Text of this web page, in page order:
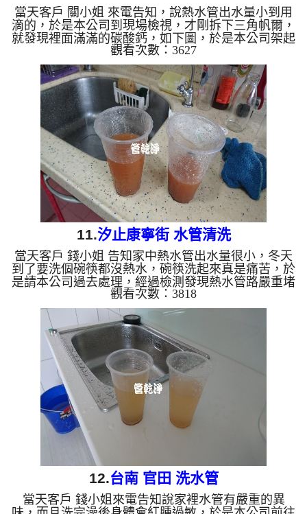
當天客戶 關小姐 來電告知，說熱水管出水量小到用
滴的，於是本公司到現場檢視，才剛拆下三角帆爾，
就發現裡面滿滿的碳酸鈣，如下圖，於是本公司架起
水管清洗機 ，開始 清水管 ，管路狂噴金黃色的維大
力，水的味道如像臭水溝的味道，而且刺鼻， 水管
清洗 約兩個多小時，管路終於清洗完成，用戶終於
可以正常用水了。 清洗水管,水管清洗, 洗水管, 熱水
管堵塞, 熱水忽冷忽熱 ...
觀看次數：3627
11.汐止康寧街 水管清洗
當天客戶 錢小姐 告知家中熱水管出水量很小，冬天
到了要洗個碗筷都沒熱水，碗筷洗起來真是痛苦，於
是請本公司過去處理，經過檢測發現熱水管路嚴重堵
塞，於是本公司架起 水管清洗機 ，開始 洗水管 過程
中，管路一直噴出髒水，如下圖，髒水味道如像臭水
溝出來的， 水管清洗 約兩個多小時，管路終於清洗
完成，客戶在這冬天能愉快的洗碗了。 清洗水管,水
管清洗, 洗水管, 熱水管堵塞, 熱水忽冷忽熱 ...
觀看次數：3818
12.台南 官田 洗水管
當天客戶 錢小姐來電告知說家裡水管有嚴重的異